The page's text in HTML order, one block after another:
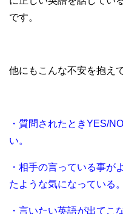
です。
他にもこんな不安を抱え
・質問されたときYES/
い。
・相手の言っている事が
たような気になっている。
・言いたい英語が出てこ